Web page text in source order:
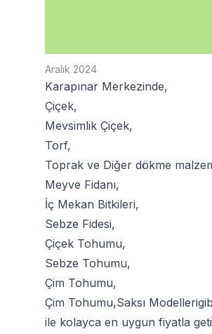
Aralık 2024
Karapınar Merkezinde,
Çiçek,
Mevsimlik Çiçek,
Torf,
Toprak ve Diğer dökme
Meyve Fidanı,
İç Mekan Bitkileri,
Sebze Fidesi,
Çiçek Tohumu,
Sebze Tohumu,
Çim Tohumu,
Çim Tohumu,Saksı Modelleri
ile kolayca en uygun fiyatla